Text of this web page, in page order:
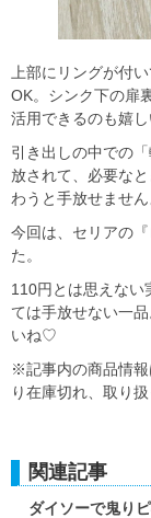
上部にリングが付
OK。シンク下の扉
活用できるのも嬉し
引き出しの中での
放されて、必要な
わうと手放せません
今回は、セリアの
た。
110円とは思えない
ては手放せない一
いね♡
※記事内の商品情報
り在庫切れ、取り
関連記事
ダイソーで鬼り